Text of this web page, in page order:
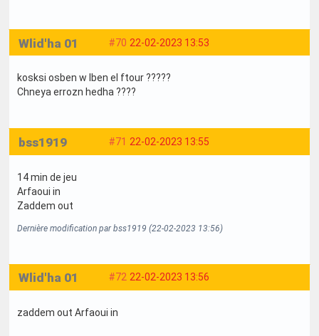
#70 22-02-2023 13:53
Wlid'ha 01
kosksi osben w lben el ftour ?????
Chneya errozn hedha ????
#71 22-02-2023 13:55
bss1919
14 min de jeu
Arfaoui in
Zaddem out
Dernière modification par bss1919 (22-02-2023 13:56)
#72 22-02-2023 13:56
Wlid'ha 01
zaddem out Arfaoui in